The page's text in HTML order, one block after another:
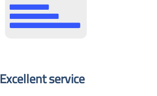
Excellent service